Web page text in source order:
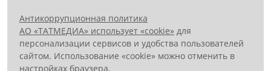
Антикоррупционная политика
АО «ТАТМЕДИА» использует «cookie» для
персонализации сервисов и удобства пользователей
сайтом. Использование «cookie» можно отменить в
настройках браузера.